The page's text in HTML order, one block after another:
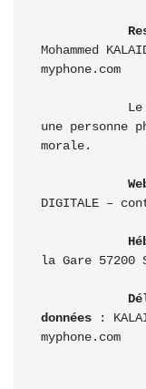
Mohammed
myphone.com
une personne
morale.
DIGITALE –
la Gare 57200
données :
myphone.com